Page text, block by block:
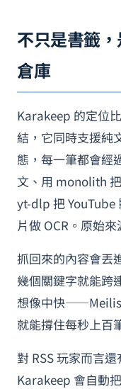
不只是書籤
倉庫
Karakeep 的定位
結，它同時支援純
態，每一筆都會經
文、用 monolith
yt-dlp 把 YouTube
片做 OCR。原始
抓回來的內容會丟
幾個關鍵字就能跨
想像中快
就能撐住每秒上百
對 RSS 玩家而言
Karakeep 會自動